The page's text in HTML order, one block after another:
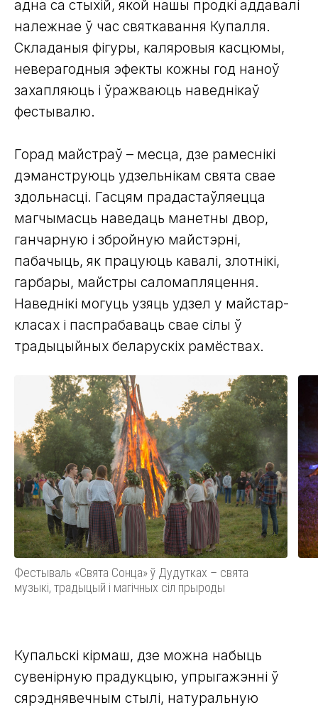
адна са стыхій, якой нашы продкі аддавалі
належнае ў час святкавання Купалля.
Складаныя фігуры, каляровыя касцюмы,
неверагодныя эфекты кожны год наноў
захапляюць і ўражваюць наведнікаў
фестывалю.
Горад майстраў – месца, дзе рамеснікі
дэманструюць удзельнікам свята свае
здольнасці. Гасцям прадастаўляецца
магчымасць наведаць манетны двор,
ганчарную і збройную майстэрні,
пабачыць, як працуюць кавалі, злотнікі,
гарбары, майстры саломапляцення.
Наведнікі могуць узяць удзел у майстар-
класах і паспрабаваць свае сілы ў
традыцыйных беларускіх рамёствах.
Фестываль «Свята Сонца» ў Дудутках – свята
музыкі, традыцый і магічных сіл прыроды
Купальскі кірмаш, дзе можна набыць
сувенірную прадукцыю, упрыгажэнні ў
сярэднявечным стылі, натуральную